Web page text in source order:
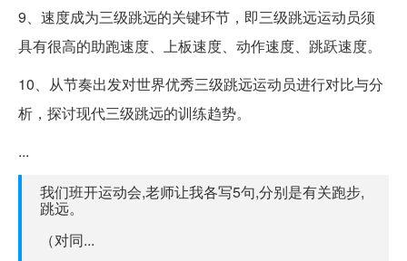
9、速度成为三级跳远的关键环节，即三级跳远运动员须
具有很高的助跑速度、上板速度、动作速度、跳跃速度。
10、从节奏出发对世界优秀三级跳远运动员进行对比与分
析，探讨现代三级跳远的训练趋势。
...
我们班开运动会,老师让我各写5句,分别是有关跑步,
跳远。
（对同...